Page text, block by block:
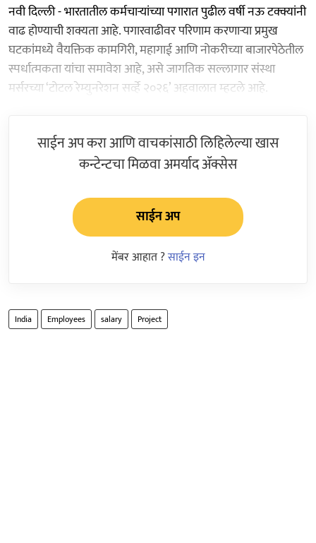
नवी दिल्ली - भारतातील कर्मचाऱ्यांच्या पगारात पुढील वर्षी नऊ टक्क्यांनी
वाढ होण्याची शक्यता आहे. पगारवाढीवर परिणाम करणाऱ्या प्रमुख
घटकांमध्ये वैयक्तिक कामगिरी, महागाई आणि नोकरीच्या बाजारपेठेतील
स्पर्धात्मकता यांचा समावेश आहे, असे जागतिक सल्लागार संस्था
मर्सरच्या ‘टोटल रेम्युनरेशन सर्व्हे २०२६’ अहवालात म्हटले आहे.
साईन अप करा आणि वाचकांसाठी लिहिलेल्या खास
कन्टेन्टचा मिळवा अमर्याद ॲक्सेस
साईन अप
मेंबर आहात ?साईन इन
India Employees salary Project